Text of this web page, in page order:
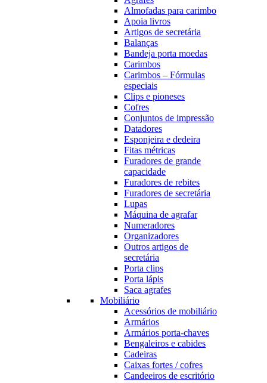
Almofadas para carimbo
Apoia livros
Artigos de secretária
Balanças
Bandeja porta moedas
Carimbos
Carimbos – Fórmulas
especiais
Clips e pioneses
Cofres
Conjuntos de impressão
Datadores
Esponjeira e dedeira
Fitas métricas
Furadores de grande
capacidade
Furadores de rebites
Furadores de secretária
Lupas
Máquina de agrafar
Numeradores
Organizadores
Outros artigos de
secretária
Porta clips
Porta lápis
Saca agrafes
Mobiliário
Acessórios de mobiliário
Armários
Armários porta-chaves
Bengaleiros e cabides
Cadeiras
Caixas fortes / cofres
Candeeiros de escritório